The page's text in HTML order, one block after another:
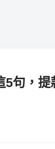
5句，